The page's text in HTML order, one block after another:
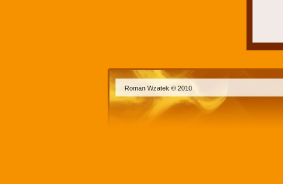
Roman Wzatek © 2010